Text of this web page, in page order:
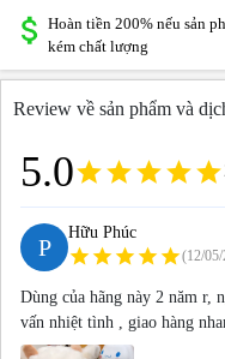
Hoàn tiền 200% nếu sản
kém chất lượng
Review về sản phẩm và
5.0gradegradegradegradegrade
P
Hữu Phúc
star star star star star(12/
Dùng của hãng này 2 năm r,
vấn nhiệt tình , giao hàng